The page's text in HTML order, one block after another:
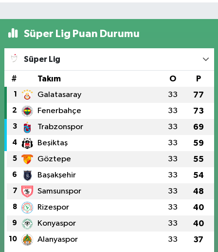
Süper Lig Puan Durumu
Süper Lig
# Takım O P
1 Galatasaray 33 77
2 Fenerbahçe 33 73
3 Trabzonspor 33 69
4 Beşiktaş 33 59
5 Göztepe 33 55
6 Başakşehir 33 54
7 Samsunspor 33 48
8 Rizespor 33 40
9 Konyaspor 33 40
10 Alanyaspor 33 37